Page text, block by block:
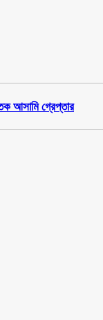
আসামি গ্রেপ্তার